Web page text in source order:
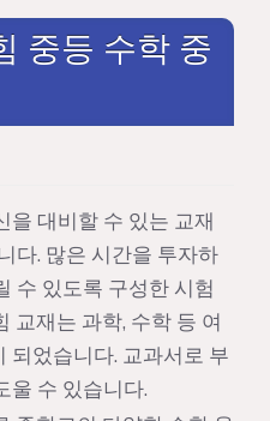
중등 수학 중
을 대비할 수 있는 교재
다. 많은 시간을 투자하
수 있도록 구성한 시험
교재는 과학, 수학 등 여
되었습니다. 교과서로 부
울 수 있습니다.